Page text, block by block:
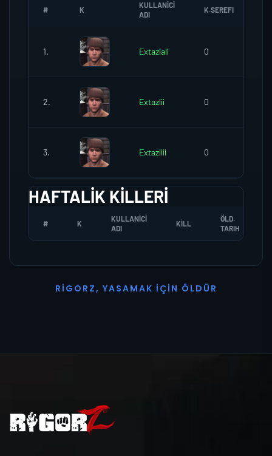
# K
KULLANICI
ADI
K.SEREFI
1. Extaziali 0
2. Extaziii 0
3. Extaziiii 0
HAFTALIK KILLERI
# K
KULLANICI
ADI
KILL
ÖLD.
TARIH
R I G O R Z, YASAMAK İ ÇI N Ö L D Ü R